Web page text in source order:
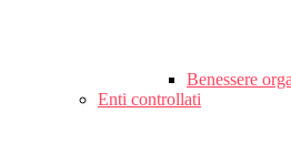
Benessere
Enti controllati